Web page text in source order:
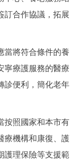
訂合作協議，拓展
將符合條件的養
寧療護服務的醫療
診便利，簡化老年
照國家和本市有
療機構和康復、護
護理保險等支援範